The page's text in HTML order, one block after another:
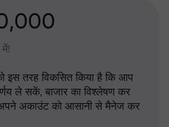
में!
इस तरह विकसित किया है कि आप
ले सकें, बाजार का विश्लेषण कर
अकाउंट को आसानी से मैनेज कर